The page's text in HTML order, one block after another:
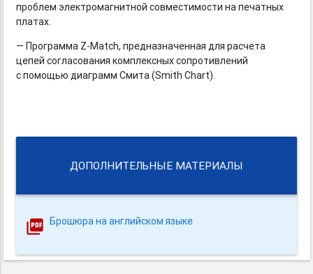
проблем электромагнитной совместимости на печатных
платах.
— Программа Z-Match, предназначенная для расчета
цепей согласования комплексных сопротивлений
с помощью диаграмм Смита (Smith Chart).
ДОПОЛНИТЕЛЬНЫЕ МАТЕРИАЛЫ
Брошюра на английском языке